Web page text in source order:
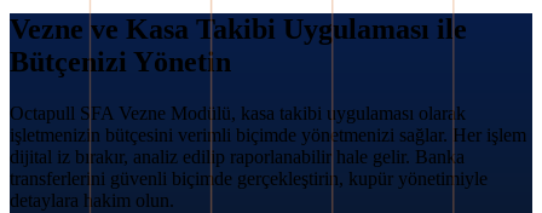
Vezne ve Kasa Takibi Uygulaması ile
Bütçenizi Yönetin
Octapull SFA Vezne Modülü, kasa takibi uygulaması olarak
işletmenizin bütçesini verimli biçimde yönetmenizi sağlar. Her işlem
dijital iz bırakır, analiz edilip raporlanabilir hale gelir. Banka
transferlerini güvenli biçimde gerçekleştirin, kupür yönetimiyle
detaylara hakim olun.